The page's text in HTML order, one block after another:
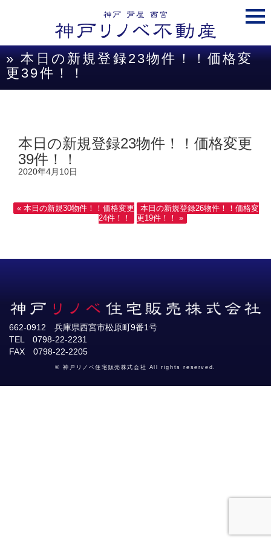
» 本日の新規登録23物件！！価格変
更39件！！
本日の新規登録23物件！！価格変更
39件！！
2020年4月10日
« 本日の新規30物件！！価格変更
24件！！
本日の新規登録26物件！！価格変
更19件！！ »
662-0912 兵庫県西宮市松原町9番1号
TEL 0798-22-2231
FAX 0798-22-2205
© 神戸リノベ住宅販売株式会社 All rights reserved.